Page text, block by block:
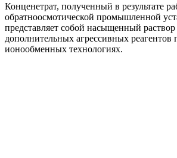
Конценетрат, полученный в результате
обратноосмотической промышленной
представляет собой насыщенный
дополнительных агрессивных
ионообменных технологиях.